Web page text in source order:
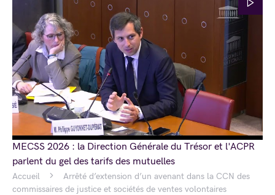
Accueil
Arrêté d’extension d’un avenant dans la CCN des
commissaires de justice et sociétés de ventes volontaires
MECSS 2026 : la Direction Générale du Trésor et l'ACPR
parlent du gel des tarifs des mutuelles